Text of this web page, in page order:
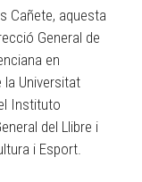
Cañete, aquesta
General de
en
la Universitat
Instituto
del Llibre i
i Esport.